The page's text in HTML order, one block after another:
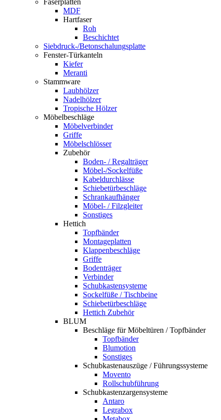
Faserplatten
MDF
Hartfaser
Roh
Beschichtet
Siebdruck-/Betonschalungsplatte
Fenster-Türkanteln
Kiefer
Meranti
Stammware
Laubhölzer
Nadelhölzer
Tropische Hölzer
Möbelbeschläge
Möbelverbinder
Griffe
Möbelschlösser
Zubehör
Boden- / Regalträger
Möbel-/Sockelfüße
Kabeldurchlässe
Schiebetürbeschläge
Schrankaufhänger
Möbel- / Filzgleiter
Sonstiges
Hettich
Topfbänder
Montageplatten
Klappenbeschläge
Griffe
Bodenträger
Verbinder
Schubkastensysteme
Sockelfüße / Tischbeine
Schiebetürbeschläge
Hettich Zubehör
BLUM
Beschläge für Möbeltüren / Topfbänder
Topfbänder
Blumotion
Sonstiges
Schubkastenauszüge / Führungssysteme
Movento
Rollschubführung
Schubkastenzargensysteme
Antaro
Legrabox